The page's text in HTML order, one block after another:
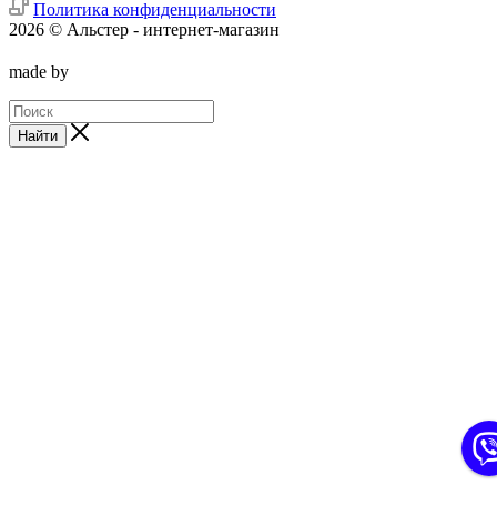
Политика конфиденциальности
2026 © Альстер - интернет-магазин
made by
Найти